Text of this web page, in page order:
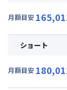
光熱費他 :
月額目安
月額賃料目安(30
光熱費他 :
ショート
月額目安